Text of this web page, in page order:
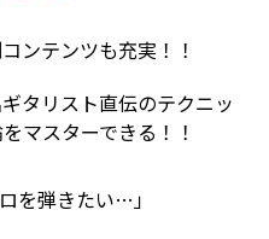
ンテンツも充実！！
タリスト直伝のテクニッ
マスターできる！！
を弾きたい…」